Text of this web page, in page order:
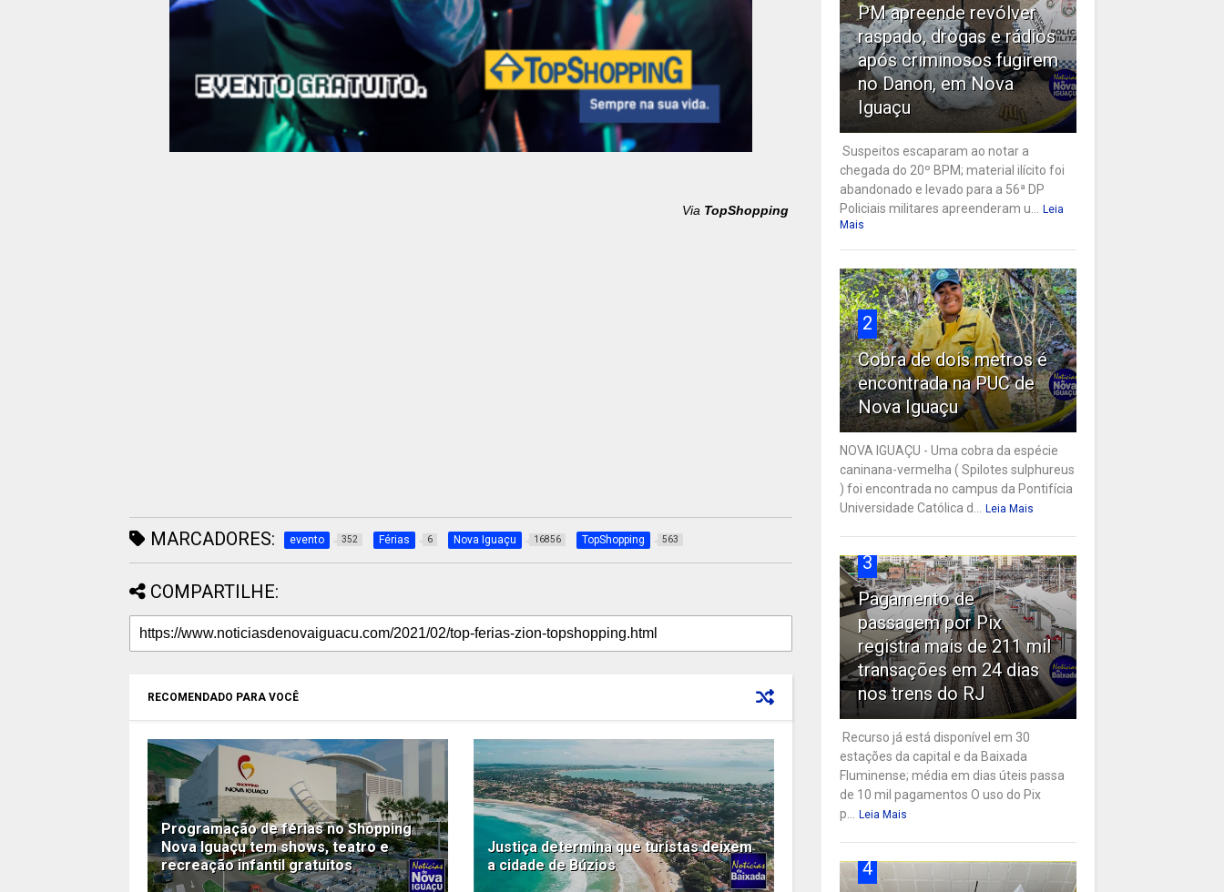
Via TopShopping
MARCADORES: evento 352 Férias 6 Nova Iguaçu 16856 TopShopping 563
COMPARTILHE:
RECOMENDADO PARA VOCÊ
Programação de férias no Shopping
Nova Iguaçu tem shows, teatro e
recreação infantil gratuitos
Justiça determina que turistas deixem
a cidade de Búzios
PM apreende revólver
raspado, drogas e rádios
após criminosos fugirem
no Danon, em Nova
Iguaçu
Suspeitos escaparam ao notar a
chegada do 20º BPM; material ilícito foi
abandonado e levado para a 56ª DP
Policiais militares apreenderam u...
Leia
Mais
2
Cobra de dois metros é
encontrada na PUC de
Nova Iguaçu
NOVA IGUAÇU - Uma cobra da espécie
caninana-vermelha ( Spilotes sulphureus
) foi encontrada no campus da Pontifícia
Universidade Católica d...
Leia Mais
3
Pagamento de
passagem por Pix
registra mais de 211 mil
transações em 24 dias
nos trens do RJ
Recurso já está disponível em 30
estações da capital e da Baixada
Fluminense; média em dias úteis passa
de 10 mil pagamentos O uso do Pix
p...
Leia Mais
4